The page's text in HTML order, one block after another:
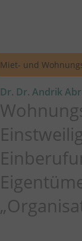
Miet- und
Dr. Dr. Andrik